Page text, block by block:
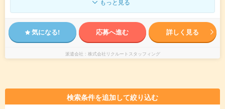
もっと見る
気になる! 応募へ進む 詳しく見る
派遣会社 株式会社リクルートスタッフィング
検索条件を追加して絞り込む